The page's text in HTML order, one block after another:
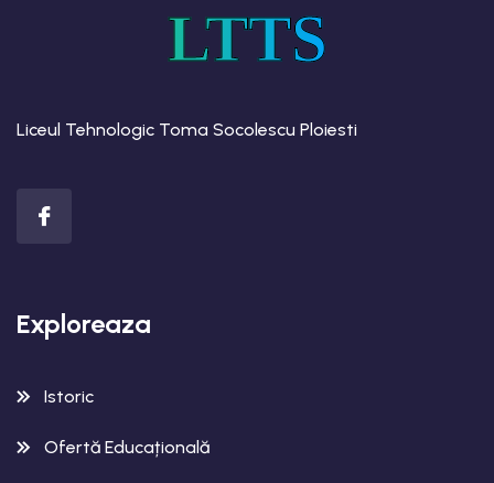
LTTS
Liceul Tehnologic Toma Socolescu Ploiesti
Exploreaza
Istoric
Ofertă Educațională